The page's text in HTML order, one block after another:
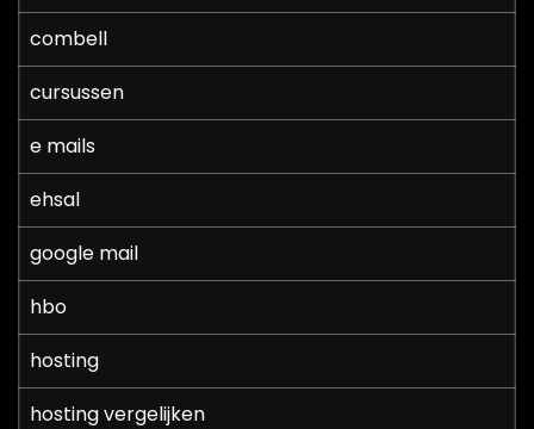
combell
cursussen
e mails
ehsal
google mail
hbo
hosting
hosting vergelijken